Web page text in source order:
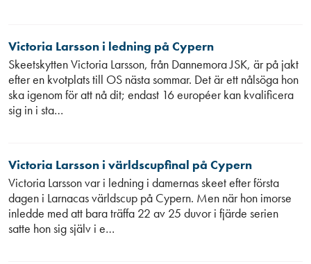
Victoria Larsson i ledning på Cypern
Skeetskytten Victoria Larsson, från Dannemora JSK, är på jakt
efter en kvotplats till OS nästa sommar. Det är ett nålsöga hon
ska igenom för att nå dit; endast 16 européer kan kvalificera
sig in i sta…
Victoria Larsson i världscupfinal på Cypern
Victoria Larsson var i ledning i damernas skeet efter första
dagen i Larnacas världscup på Cypern. Men när hon imorse
inledde med att bara träffa 22 av 25 duvor i fjärde serien
satte hon sig själv i e…